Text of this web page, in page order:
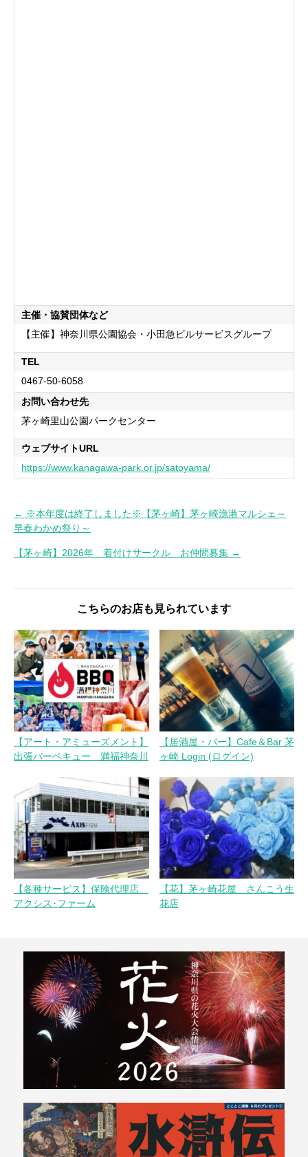
主催・協賛団体など
【主催】神奈川県公園協会・小田急ビルサービスグループ
TEL
0467-50-6058
お問い合わせ先
茅ヶ崎里山公園パークセンター
ウェブサイトURL
https://www.kanagawa-park.or.jp/satoyama/
投
稿
シ
ョ
ン
← ※本年度は終了しました※【茅ヶ崎】茅ヶ崎漁港マルシェ～
早春わかめ祭り～
【茅ヶ崎】2026年 着付けサークル お仲間募集 →
こちらのお店も見られています
【アート・アミューズメント】
出張バーベキュー 満福神奈川
【居酒屋・バー】Cafe＆Bar 茅
ヶ崎 Login (ログイン)
【各種サービス】保険代理店
アクシス･ファーム
【花】茅ヶ崎花屋 さんこう生
花店